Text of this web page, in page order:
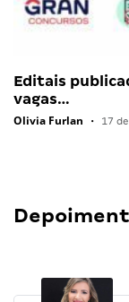
Editais
vagas…
Olivia Furlan • 17